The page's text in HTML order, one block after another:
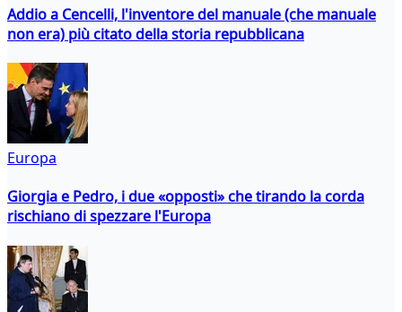
Addio a Cencelli, l'inventore del manuale (che manuale
non era) più citato della storia repubblicana
Europa
Giorgia e Pedro, i due «opposti» che tirando la corda
rischiano di spezzare l'Europa